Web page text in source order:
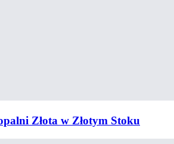
Złota w Złotym Stoku